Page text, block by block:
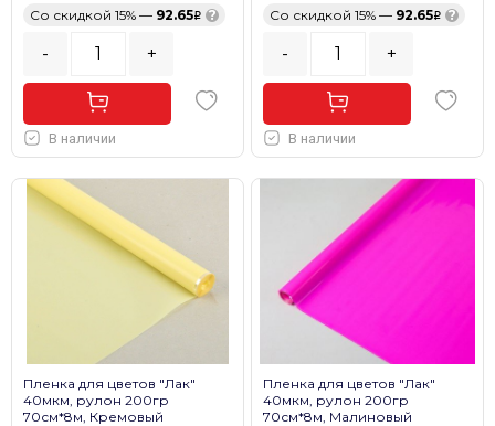
Со скидкой 15% — 92.65 ?
- +
В наличии
Со скидкой 15% — 92.65 ?
- +
В наличии
Пленка для цветов "Лак"
40мкм, рулон 200гр
70см*8м, Кремовый
Пленка для цветов "Лак"
40мкм, рулон 200гр
70см*8м, Малиновый